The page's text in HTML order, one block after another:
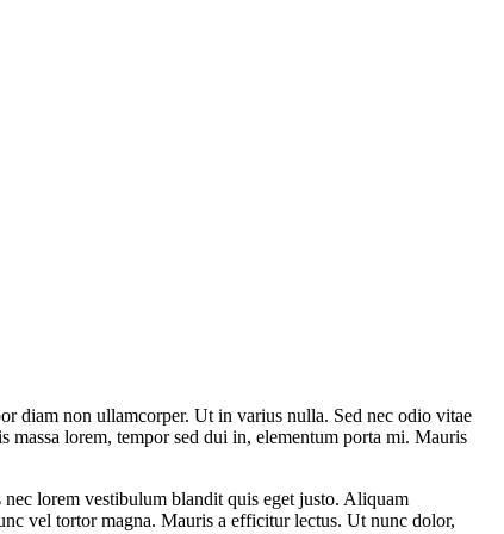
diam non ullamcorper. Ut in varius nulla. Sed nec odio vitae
lorem, tempor sed dui in, elementum porta mi. Mauris
lorem vestibulum blandit quis eget justo. Aliquam
vel tortor magna. Mauris a efficitur lectus. Ut nunc dolor,